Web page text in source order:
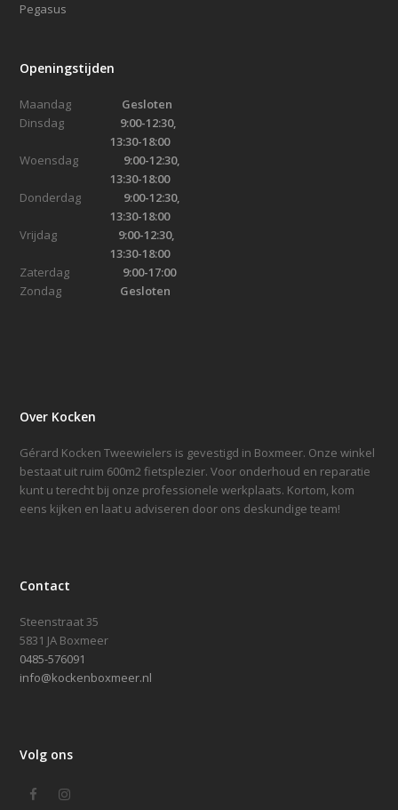
Pegasus
Openingstijden
Maandag Gesloten
Dinsdag 9:00-12:30,
13:30-18:00
Woensdag
9:00-12:30,
13:30-18:00
Donderdag 9:00-12:30,
13:30-18:00
Vrijdag 9:00-12:30,
13:30-18:00
Zaterdag 9:00-17:00
Zondag Gesloten
Over Kocken
Gérard Kocken Tweewielers is gevestigd in Boxmeer. Onze winkel
bestaat uit ruim 600m2 fietsplezier. Voor onderhoud en reparatie
kunt u terecht bij onze professionele werkplaats. Kortom, kom
eens kijken en laat u adviseren door ons deskundige team!
Contact
Steenstraat 35
5831 JA Boxmeer
0485-576091
info@kockenboxmeer.nl
Volg ons
FacebookInstagram